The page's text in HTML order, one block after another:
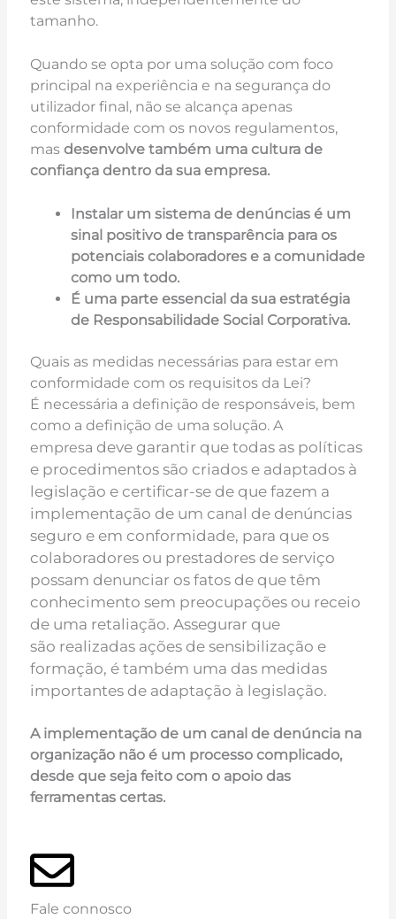
tamanho.
Quando se opta por uma solução com foco
principal na experiência e na segurança do
utilizador final, não se alcança apenas
conformidade com os novos regulamentos,
mas desenvolve também uma cultura de
confiança dentro da sua empresa.
Instalar um sistema de denúncias é um
sinal positivo de transparência para os
potenciais colaboradores e a comunidade
como um todo.
É uma parte essencial da sua estratégia
de Responsabilidade Social Corporativa.
Quais as medidas necessárias para estar em
conformidade com os requisitos da Lei?
É necessária a definição de responsáveis, bem
como a definição de uma solução. A
empresa deve garantir que todas as políticas
e procedimentos são criados e adaptados à
legislação e certificar-se de que fazem a
implementação de um canal de denúncias
seguro e em conformidade, para que os
colaboradores ou prestadores de serviço
possam denunciar os fatos de que têm
conhecimento sem preocupações ou receio
de uma retaliação. Assegurar que
são realizadas ações de sensibilização e
formação, é também uma das medidas
importantes de adaptação à legislação.
A implementação de um canal de denúncia na
organização não é um processo complicado,
desde que seja feito com o apoio das
ferramentas certas.
Fale connosco